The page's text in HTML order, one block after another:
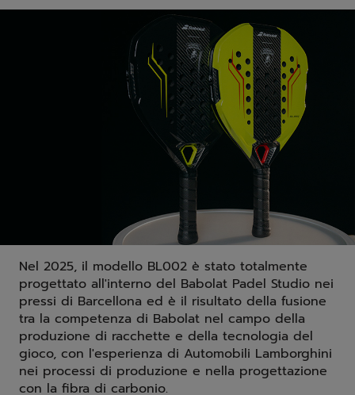
Nel 2025, il modello BL002 è stato totalmente
progettato all'interno del Babolat Padel Studio nei
pressi di Barcellona ed è il risultato della fusione
tra la competenza di Babolat nel campo della
produzione di racchette e della tecnologia del
gioco, con l'esperienza di Automobili Lamborghini
nei processi di produzione e nella progettazione
con la fibra di carbonio.